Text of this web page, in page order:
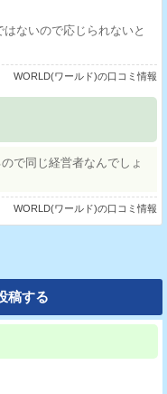
ないので応じられないと
WORLD(ワールド)の口コミ情報
で同じ経営者なんでしょ
WORLD(ワールド)の口コミ情報
稿する